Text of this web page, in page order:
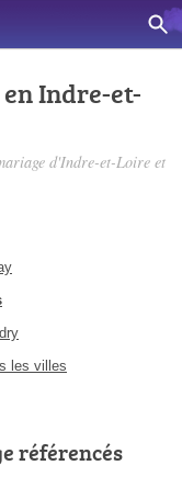
Indre-et-
d'Indre-et-Loire et
les villes
référencés